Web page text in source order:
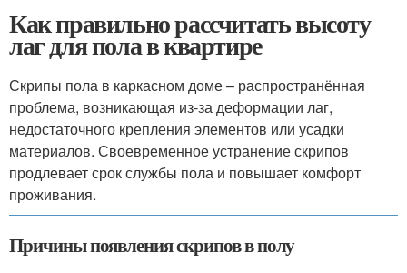
Как правильно рассчитать высоту
лаг для пола в квартире
Скрипы пола в каркасном доме – распространённая
проблема, возникающая из-за деформации лаг,
недостаточного крепления элементов или усадки
материалов. Своевременное устранение скрипов
продлевает срок службы пола и повышает комфорт
проживания.
Причины появления скрипов в полу